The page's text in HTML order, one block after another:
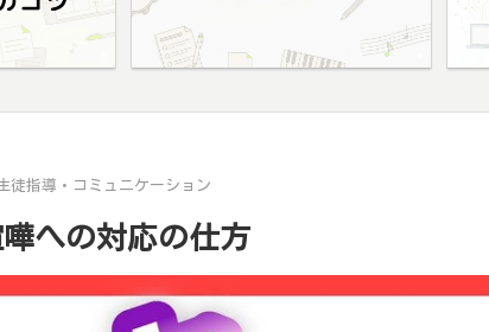
徒指導・コミュニケーション
への対応の仕方